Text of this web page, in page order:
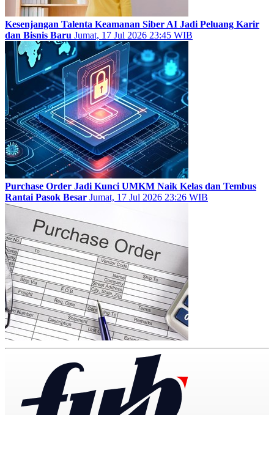
Kesenjangan Talenta Keamanan Siber AI Jadi Peluang Karir
dan Bisnis Baru Jumat, 17 Jul 2026 23:45 WIB
Purchase Order Jadi Kunci UMKM Naik Kelas dan Tembus
Rantai Pasok Besar Jumat, 17 Jul 2026 23:26 WIB